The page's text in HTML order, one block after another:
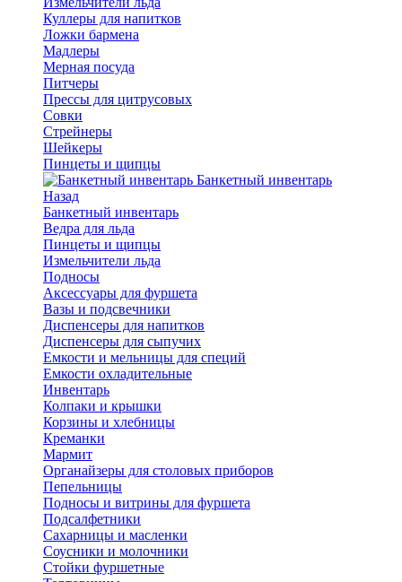
Куллеры для напитков
Ложки бармена
Мадлеры
Мерная посуда
Питчеры
Прессы для цитрусовых
Совки
Стрейнеры
Шейкеры
Пинцеты и щипцы
Банкетный инвентарь
Назад
Банкетный инвентарь
Ведра для льда
Пинцеты и щипцы
Измельчители льда
Подносы
Аксессуары для фуршета
Вазы и подсвечники
Диспенсеры для напитков
Диспенсеры для сыпучих
Емкости и мельницы для специй
Емкости охладительные
Инвентарь
Колпаки и крышки
Корзины и хлебницы
Креманки
Мармит
Органайзеры для столовых приборов
Пепельницы
Подносы и витрины для фуршета
Подсалфетники
Сахарницы и масленки
Соусники и молочники
Стойки фуршетные